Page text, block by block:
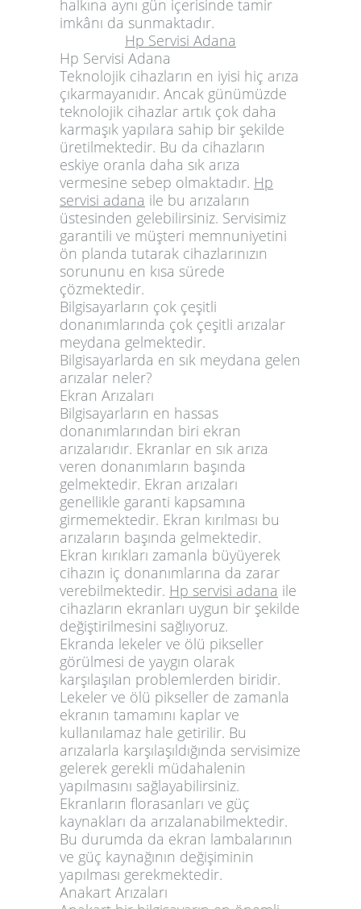
halkına aynı gün içerisinde tamir
imkânı da sunmaktadır.
Hp Servisi Adana
Hp Servisi Adana
Teknolojik cihazların en iyisi hiç arıza
çıkarmayanıdır. Ancak günümüzde
teknolojik cihazlar artık çok daha
karmaşık yapılara sahip bir şekilde
üretilmektedir. Bu da cihazların
eskiye oranla daha sık arıza
vermesine sebep olmaktadır. Hp
servisi adana ile bu arızaların
üstesinden gelebilirsiniz. Servisimiz
garantili ve müşteri memnuniyetini
ön planda tutarak cihazlarınızın
sorununu en kısa sürede
çözmektedir.
Bilgisayarların çok çeşitli
donanımlarında çok çeşitli arızalar
meydana gelmektedir.
Bilgisayarlarda en sık meydana gelen
arızalar neler?
Ekran Arızaları
Bilgisayarların en hassas
donanımlarından biri ekran
arızalarıdır. Ekranlar en sık arıza
veren donanımların başında
gelmektedir. Ekran arızaları
genellikle garanti kapsamına
girmemektedir. Ekran kırılması bu
arızaların başında gelmektedir.
Ekran kırıkları zamanla büyüyerek
cihazın iç donanımlarına da zarar
verebilmektedir. Hp servisi adana ile
cihazların ekranları uygun bir şekilde
değiştirilmesini sağlıyoruz.
Ekranda lekeler ve ölü pikseller
görülmesi de yaygın olarak
karşılaşılan problemlerden biridir.
Lekeler ve ölü pikseller de zamanla
ekranın tamamını kaplar ve
kullanılamaz hale getirilir. Bu
arızalarla karşılaşıldığında servisimize
gelerek gerekli müdahalenin
yapılmasını sağlayabilirsiniz.
Ekranların florasanları ve güç
kaynakları da arızalanabilmektedir.
Bu durumda da ekran lambalarının
ve güç kaynağının değişiminin
yapılması gerekmektedir.
Anakart Arızaları